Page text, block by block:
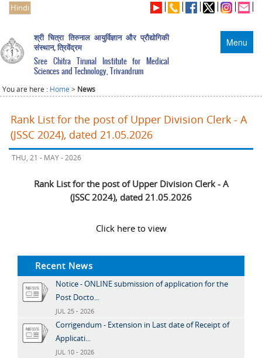
Hindi
Menu
श्री चित्रा तिरुनाल आयुर्विज्ञान और प्रौद्योगिकी
संस्थान, त्रिवेंद्रम
Sree Chitra Tirunal Institute for Medical
Sciences and Technology, Trivandrum
You are here : Home > News
Rank List for the post of Upper Division Clerk - A
(JSSC 2024), dated 21.05.2026
THU, 21 - MAY - 2026
Rank List for the post of Upper Division Clerk - A
(JSSC 2024), dated 21.05.2026
Click here to view
Recent News
Notice - ONLINE submission of application for the
Post Docto...
JUL 25 - 2026
Corrigendum - Extension in Last date of Receipt of
Applicati...
JUL 10 - 2026